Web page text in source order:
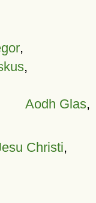
,
,
Aodh Glas,
Christi,